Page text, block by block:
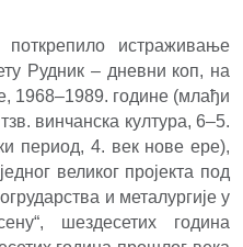
истраживање
Рудник – дневни коп, на
1968–1989. године (млађи
винчанска култура, 6–5.
период, 4. век нове ере),
великог пројекта под
и металургије у
шездесетих година